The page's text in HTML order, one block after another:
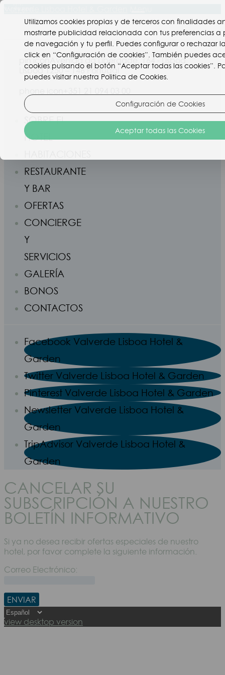
pin iconAvenida da Liberdade, 164 - Lisboa
Lisboa 1250 – 146 Portugal
SOBRE EL
HOTEL
RESTAURANTE
Y BAR
OFERTAS
CONCIERGE
Y
SERVICIOS
GALERÍA
BONOS
CONTACTOS
Facebook Valverde Lisboa Hotel &
Garden
Twitter Valverde Lisboa Hotel & Garden
Pinterest Valverde Lisboa Hotel & Garden
Newsletter Valverde Lisboa Hotel &
Garden
TripAdvisor Valverde Lisboa Hotel &
Garden
CANCELAR SU
SUBSCRIPCIÓN A NUESTRO
BOLETÍN INFORMATIVO
Si ya no desea recibir ofertas especiales de nuestro
hotel, por favor complete la siguiente información.
Correo Electrónico:
view desktop version
Utilizamos cookies propias y de terceros con finalidades
mostrarte publicidad relacionada con tus preferencias a
de navegación y tu perfil. Puedes configurar o rechazar
click en “Configuración de cookies”. También puedes
cookies pulsando el botón “Aceptar todas las cookies”.
puedes visitar nuestra Politica de Cookies.
Configuración de Cookies
Aceptar todas las Cookies